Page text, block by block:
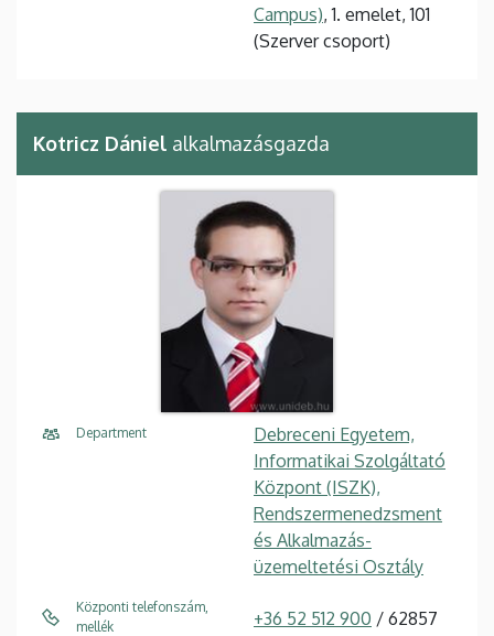
Campus), 1. emelet, 101
(Szerver csoport)
Kotricz Dániel alkalmazásgazda
Department
Debreceni Egyetem,
Informatikai Szolgáltató
Központ (ISZK),
Rendszermenedzsment
és Alkalmazás-
üzemeltetési Osztály
Központi telefonszám,
mellék
+36 52 512 900 / 62857